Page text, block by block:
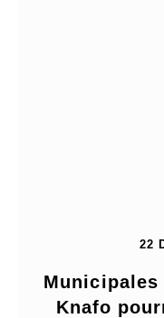
22
Municipales
Knafo